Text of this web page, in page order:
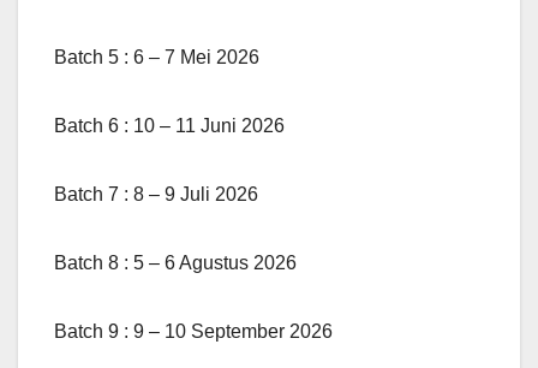
Batch 5 : 6 – 7 Mei 2026
Batch 6 : 10 – 11 Juni 2026
Batch 7 : 8 – 9 Juli 2026
Batch 8 : 5 – 6 Agustus 2026
Batch 9 : 9 – 10 September 2026